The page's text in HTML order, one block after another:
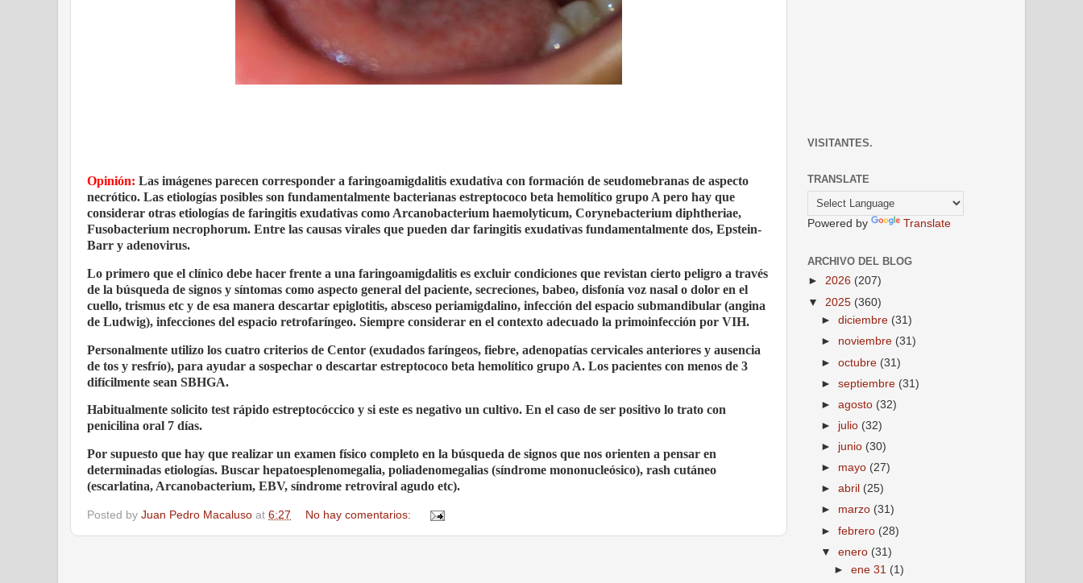
Opinión: Las imágenes parecen corresponder a faringoamigdalitis exudativa con formación de seudomebranas de aspecto
necrótico. Las etiologías posibles son fundamentalmente bacterianas estreptococo beta hemolítico grupo A pero hay que
considerar otras etiologías de faringitis exudativas como Arcanobacterium haemolyticum, Corynebacterium diphtheriae,
Fusobacterium necrophorum. Entre las causas virales que pueden dar faringitis exudativas fundamentalmente dos, Epstein-
Barr y adenovirus.
Lo primero que el clínico debe hacer frente a una faringoamigdalitis es excluir condiciones que revistan cierto peligro a través
de la búsqueda de signos y síntomas como aspecto general del paciente, secreciones, babeo, disfonía voz nasal o dolor en el
cuello, trismus etc y de esa manera descartar epiglotitis, absceso periamigdalino, infección del espacio submandibular (angina
de Ludwig), infecciones del espacio retrofaríngeo. Siempre considerar en el contexto adecuado la primoinfección por VIH.
Personalmente utilizo los cuatro criterios de Centor (exudados faríngeos, fiebre, adenopatías cervicales anteriores y ausencia
de tos y resfrío), para ayudar a sospechar o descartar estreptococo beta hemolítico grupo A. Los pacientes con menos de 3
difícilmente sean SBHGA.
Habitualmente solicito test rápido estreptocóccico y si este es negativo un cultivo. En el caso de ser positivo lo trato con
penicilina oral 7 días.
Por supuesto que hay que realizar un examen físico completo en la búsqueda de signos que nos orienten a pensar en
determinadas etiologías. Buscar hepatoesplenomegalia, poliadenomegalias (síndrome mononucleósico), rash cutáneo
(escarlatina, Arcanobacterium, EBV, síndrome retroviral agudo etc).
Posted by Juan Pedro Macaluso at 6:27 No hay comentarios:
VISITANTES.
TRANSLATE
Powered by Translate
ARCHIVO DEL BLOG
► 2026 (207)
▼ 2025 (360)
►diciembre (31)
► noviembre (31)
►octubre (31)
►septiembre (31)
►agosto (32)
► julio (32)
► junio (30)
► mayo (27)
►abril (25)
► marzo (31)
►febrero (28)
▼enero (31)
►ene 31 (1)